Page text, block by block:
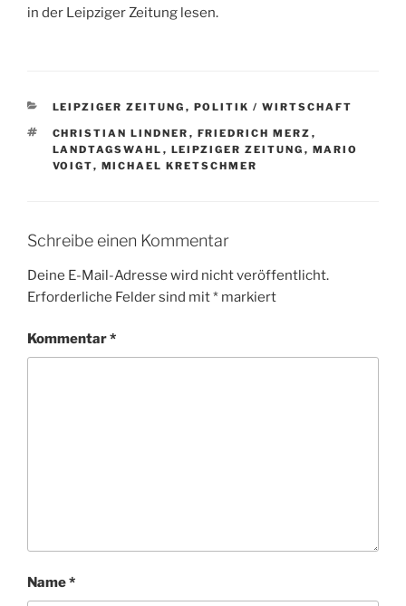
in der Leipziger Zeitung lesen.
KATEGORIEN
LEIPZIGER ZEITUNG , POLITIK / WIRTSCHAFT
SCHLAGWÖRTER
CHRISTIAN LINDNER , FRIEDRICH MERZ ,
LANDTAGSWAHL , LEIPZIGER ZEITUNG , MARIO
VOIGT, MICHAEL KRETSCHMER
Schreibe einen Kommentar
Deine E-Mail-Adresse wird nicht veröffentlicht.
Erforderliche Felder sind mit* markiert
Kommentar*
Name*